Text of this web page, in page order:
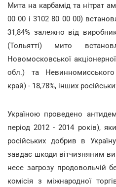
Мита на карбамід та нітрат
00 00 і 3102 80 00 00)
31,84% залежно від
(Тольятті) мито
Новомосковської
обл.) та
край) - 18,78%, інших
Україною проведено
період 2012 - 2014 років),
російських добрив в
завдає шкоди вітчизняним
несе загрозу продовольчій
комісія з міжнародної